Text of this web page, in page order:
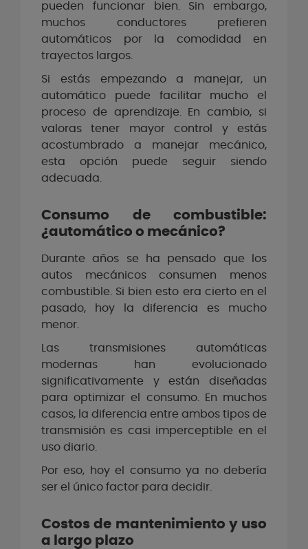
pueden funcionar bien. Sin embargo,
muchos conductores prefieren
automáticos por la comodidad en
trayectos largos.
Si estás empezando a manejar, un
automático puede facilitar mucho el
proceso de aprendizaje. En cambio, si
valoras tener mayor control y estás
acostumbrado a manejar mecánico,
esta opción puede seguir siendo
adecuada.
Consumo de combustible:
¿automático o mecánico?
Durante años se ha pensado que los
autos mecánicos consumen menos
combustible. Si bien esto era cierto en el
pasado, hoy la diferencia es mucho
menor.
Las transmisiones automáticas
modernas han evolucionado
significativamente y están diseñadas
para optimizar el consumo. En muchos
casos, la diferencia entre ambos tipos de
transmisión es casi imperceptible en el
uso diario.
Por eso, hoy el consumo ya no debería
ser el único factor para decidir.
Costos de mantenimiento y uso
a largo plazo